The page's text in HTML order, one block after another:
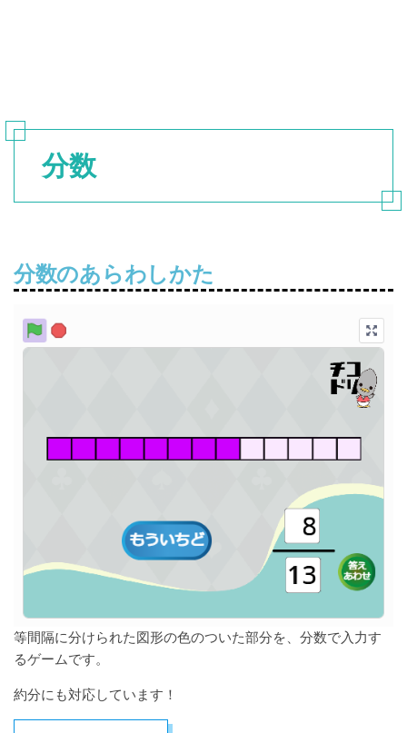
分数
分数のあらわしかた
等間隔に分けられた図形の色のついた部分を、分数で入力す
るゲームです。
約分にも対応しています！